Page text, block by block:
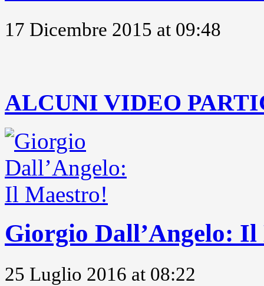
17 Dicembre 2015 at 09:48
ALCUNI VIDEO
Giorgio Dall’Angelo:
25 Luglio 2016 at 08:22